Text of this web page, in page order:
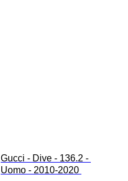
Gucci - Dive - 136.2 -
Uomo - 2010-2020